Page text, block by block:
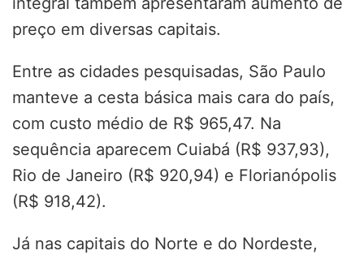
preço em diversas capitais.
Entre as cidades pesquisadas, São Paulo
manteve a cesta básica mais cara do país,
com custo médio de R$ 965,47. Na
sequência aparecem Cuiabá (R$ 937,93),
Rio de Janeiro (R$ 920,94) e Florianópolis
(R$ 918,42).
Já nas capitais do Norte e do Nordeste,